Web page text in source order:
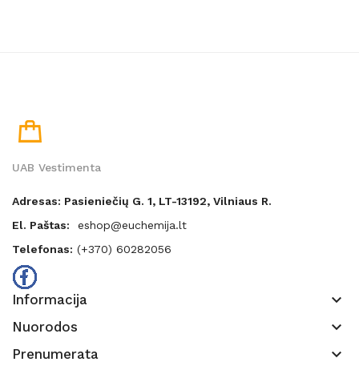
UAB Vestimenta
Adresas: Pasieniečių G. 1, LT-13192, Vilniaus R.
El. Paštas:
eshop@euchemija.lt
Telefonas: (+370) 60282056
Informacija keyboard_arrow_down
Nuorodos keyboard_arrow_down
Prenumerata keyboard_arrow_down